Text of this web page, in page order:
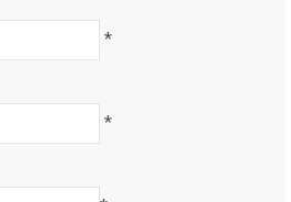
*
*